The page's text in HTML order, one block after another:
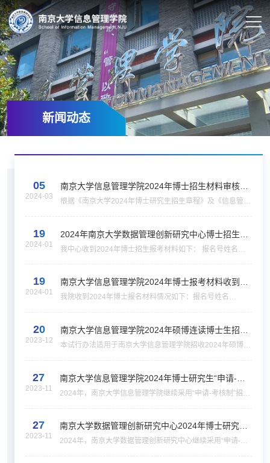
新闻动态
05
2024-03
南京大学信息管理学院2024年博士招生材料审核结
果及复试通知
根据《南京大学2024年博士研究生招生章程》及《信息管理
确定以下考生进入博士“申请-考核”复试阶段。...
19
2024-01
2024年南京大学数据管理创新研究中心博士招生材
料收到情况汇总
我中心收到2024年博士招生报考材料如下： 报名号姓名性
通招考1028400833盘...
19
2024-01
南京大学信息管理学院2024年博士报考材料收到情
况汇总
我院收到2024年博士报名材料情况如下：报名号姓名
1028403532赵敏慧1028400228郑文昕1028400812朱雨萌
20
2023-12
南京大学信息管理学院2024年硕博连读博士生招生
工作办法（试行）
本试行办法适用于南京大学信息管理学院招收2024年硕博连
选拔且经南京大学研究生院培养部门确认具...
27
2023-11
南京大学信息管理学院2024年博士研究生“申请-考
核制” 招生选拔实施细则
2024年，南京大学信息管理学院继续采用“申请-考核制”招收
研究生“申请-考核制”招生选拔实施细则。本细...
27
2023-11
南京大学数据管理创新研究中心2024年博士研究生
“申请-考核制”招生选拔实施细则
2024年，南京大学数据管理创新研究中心继续采用“申请-考